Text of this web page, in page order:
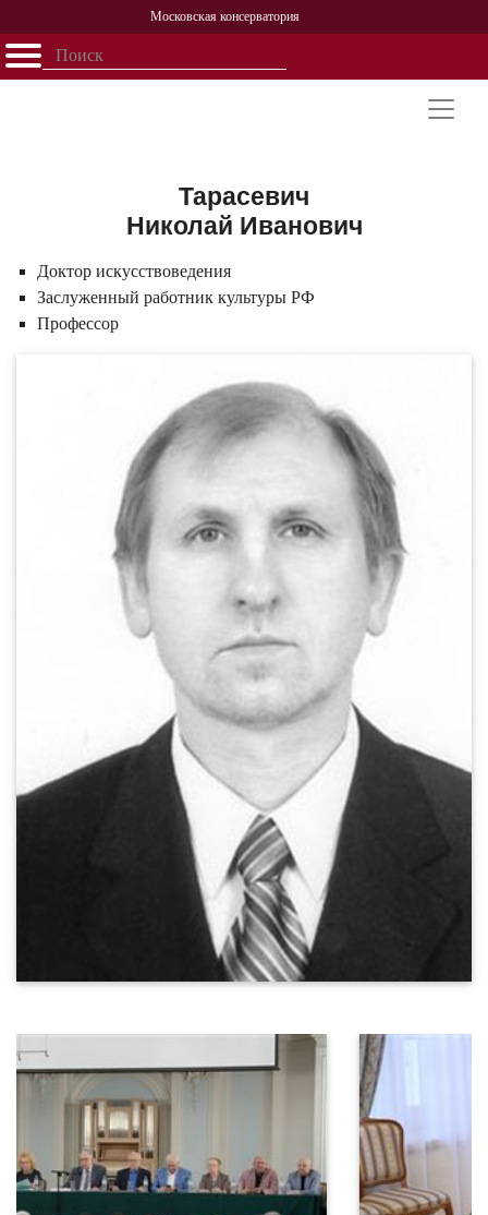
Московская консерватория
Открыть - закрыть
Персоналии
История
Тарасевич
Николай Иванович
Доктор искусствоведения
Заслуженный работник культуры РФ
Профессор